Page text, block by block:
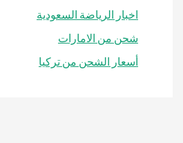
اخبار الرياضة السعودية
شحن من الامارات
أسعار الشحن من تركيا